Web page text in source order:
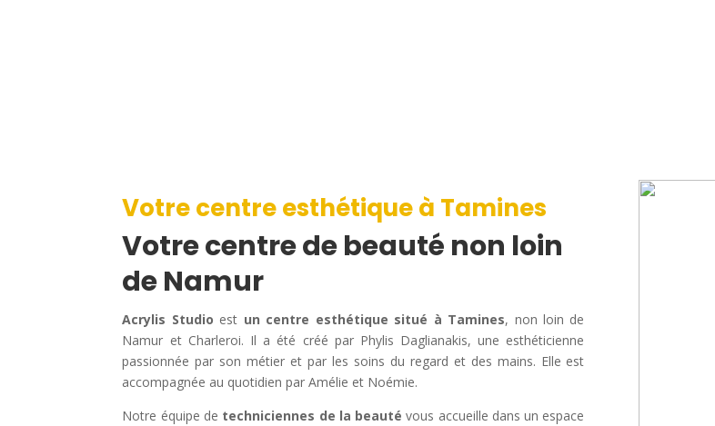
Votre centre esthétique à Tamines
Votre centre de beauté non loin
de Namur
Acrylis Studio est un centre esthétique situé à Tamines, non loin de
Namur et Charleroi. Il a été créé par Phylis Daglianakis, une esthéticienne
passionnée par son métier et par les soins du regard et des mains. Elle est
accompagnée au quotidien par Amélie et Noémie.
Notre équipe de techniciennes de la beauté vous accueille dans un espace